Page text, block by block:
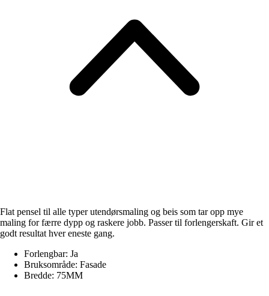
Flat pensel til alle typer utendørsmaling og beis som tar opp mye
maling for færre dypp og raskere jobb. Passer til forlengerskaft. Gir et
godt resultat hver eneste gang.
Forlengbar: Ja
Bruksområde: Fasade
Bredde: 75MM